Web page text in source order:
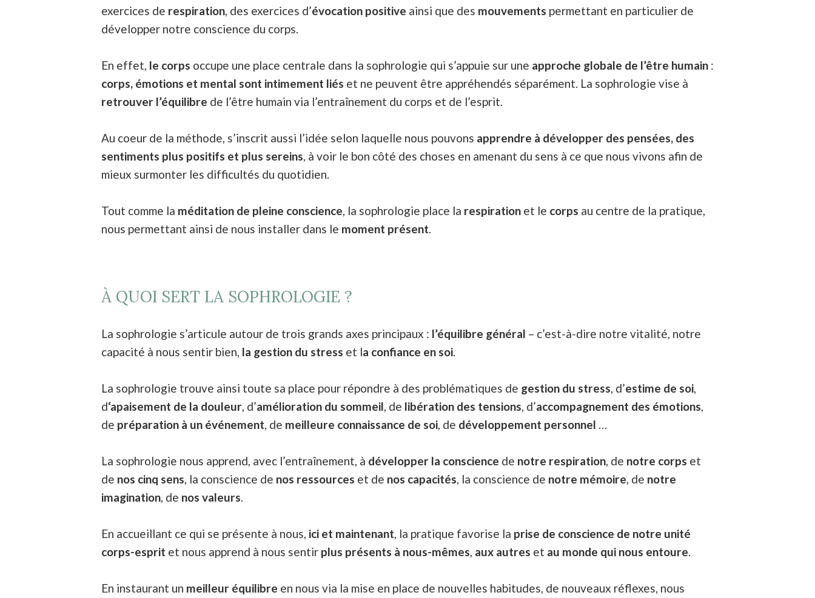
exercices de respiration, des exercices d’évocation positive ainsi que des mouvements permettant en particulier de
développer notre conscience du corps.
En effet, le corps occupe une place centrale dans la sophrologie qui s’appuie sur une approche globale de l’être humain :
corps, émotions et mental sont intimement liés et ne peuvent être appréhendés séparément. La sophrologie vise à
retrouver l’équilibre de l’être humain via l’entraînement du corps et de l’esprit.
Au coeur de la méthode, s’inscrit aussi l’idée selon laquelle nous pouvons apprendre à développer des pensées, des
sentiments plus positifs et plus sereins, à voir le bon côté des choses en amenant du sens à ce que nous vivons afin de
mieux surmonter les difficultés du quotidien.
Tout comme la méditation de pleine conscience, la sophrologie place la respiration et le corps au centre de la pratique,
nous permettant ainsi de nous installer dans le moment présent.
À QUOI SERT LA SOPHROLOGIE ?
La sophrologie s’articule autour de trois grands axes principaux : l’équilibre général – c’est-à-dire notre vitalité, notre
capacité à nous sentir bien, la gestion du stress et la confiance en soi.
La sophrologie trouve ainsi toute sa place pour répondre à des problématiques de gestion du stress, d’estime de soi,
d‘apaisement de la douleur, d’amélioration du sommeil, de libération des tensions, d’accompagnement des émotions,
de préparation à un événement, de meilleure connaissance de soi, de développement personnel …
La sophrologie nous apprend, avec l’entraînement, à développer la conscience de notre respiration, de notre corps et
de nos cinq sens, la conscience de nos ressources et de nos capacités, la conscience de notre mémoire, de notre
imagination, de nos valeurs.
En accueillant ce qui se présente à nous, ici et maintenant, la pratique favorise la prise de conscience de notre unité
corps-esprit et nous apprend à nous sentir plus présents à nous-mêmes, aux autres et au monde qui nous entoure.
En instaurant un meilleur équilibre en nous via la mise en place de nouvelles habitudes, de nouveaux réflexes, nous